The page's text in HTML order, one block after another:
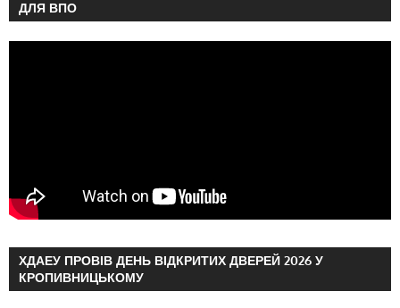
ДЛЯ ВПО
ХДАЕУ ПРОВІВ ДЕНЬ ВІДКРИТИХ ДВЕРЕЙ 2026 У
КРОПИВНИЦЬКОМУ